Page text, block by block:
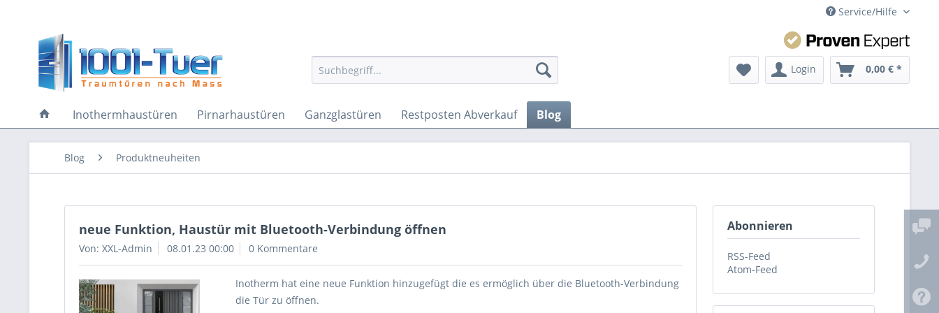
Service/Hilfe
Login 0,00 € *
Inothermhaustüren Pirnarhaustüren Ganzglastüren Restposten Abverkauf Blog
Blog Produktneuheiten
Abonnieren
RSS-Feed
Atom-Feed
neue Funktion, Haustür mit Bluetooth-Verbindung öffnen
Von: XXL-Admin 08.01.23 00:00 0 Kommentare
Inotherm hat eine neue Funktion hinzugefügt die es ermöglich über die Bluetooth-Verbindung
die Tür zu öffnen.